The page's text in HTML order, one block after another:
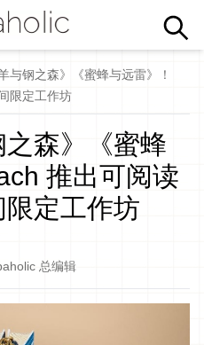
与钢之森》《蜜蜂与远雷》！
限定工作坊
森》《蜜蜂
推出可阅读
定工作坊
总编辑